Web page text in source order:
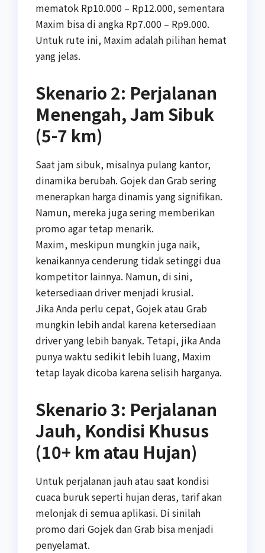
mematok Rp10.000 – Rp12.000, sementara
Maxim bisa di angka Rp7.000 – Rp9.000.
Untuk rute ini, Maxim adalah pilihan hemat
yang jelas.
Skenario 2: Perjalanan
Menengah, Jam Sibuk
(5-7 km)
Saat jam sibuk, misalnya pulang kantor,
dinamika berubah. Gojek dan Grab sering
menerapkan harga dinamis yang signifikan.
Namun, mereka juga sering memberikan
promo agar tetap menarik.
Maxim, meskipun mungkin juga naik,
kenaikannya cenderung tidak setinggi dua
kompetitor lainnya. Namun, di sini,
ketersediaan driver menjadi krusial.
Jika Anda perlu cepat, Gojek atau Grab
mungkin lebih andal karena ketersediaan
driver yang lebih banyak. Tetapi, jika Anda
punya waktu sedikit lebih luang, Maxim
tetap layak dicoba karena selisih harganya.
Skenario 3: Perjalanan
Jauh, Kondisi Khusus
(10+ km atau Hujan)
Untuk perjalanan jauh atau saat kondisi
cuaca buruk seperti hujan deras, tarif akan
melonjak di semua aplikasi. Di sinilah
promo dari Gojek dan Grab bisa menjadi
penyelamat.